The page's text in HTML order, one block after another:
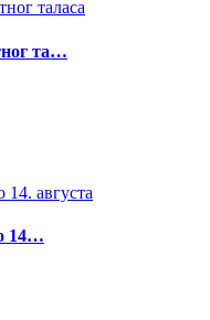
та…
14…